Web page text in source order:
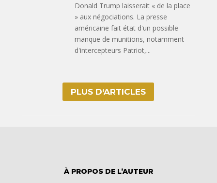
Donald Trump laisserait « de la place
» aux négociations. La presse
américaine fait état d'un possible
manque de munitions, notamment
d'intercepteurs Patriot,...
PLUS D‘ARTICLES
À PROPOS DE L’AUTEUR